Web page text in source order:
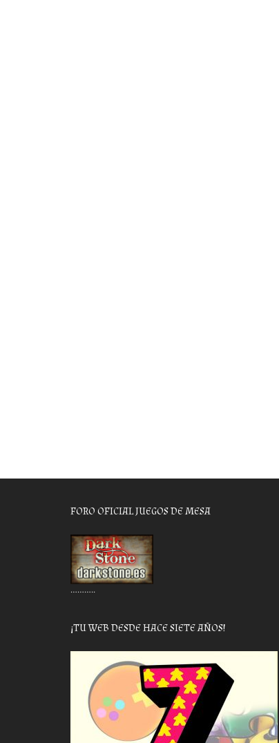
FORO OFICIAL JUEGOS DE MESA
………..
¡TU WEB DESDE HACE SIETE AÑOS!